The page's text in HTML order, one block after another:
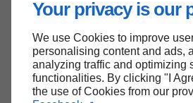
Your privacy is our
We use Cookies to improve
personalising content and ads,
analyzing traffic and optimizing
functionalities. By clicking "I
the use of Cookies from our
Haut de